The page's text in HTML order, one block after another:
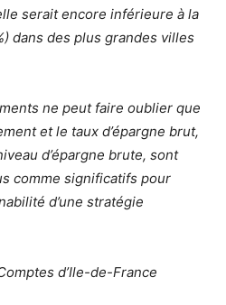
serait encore inférieure à la
dans des plus grandes villes
ne peut faire oublier que
et le taux d’épargne brut,
d’épargne brute, sont
comme significatifs pour
d’une stratégie
d’Ile-de-France